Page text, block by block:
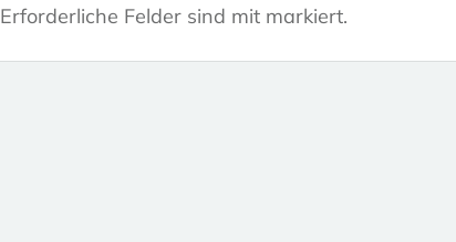
Erforderliche Felder sind mit markiert.